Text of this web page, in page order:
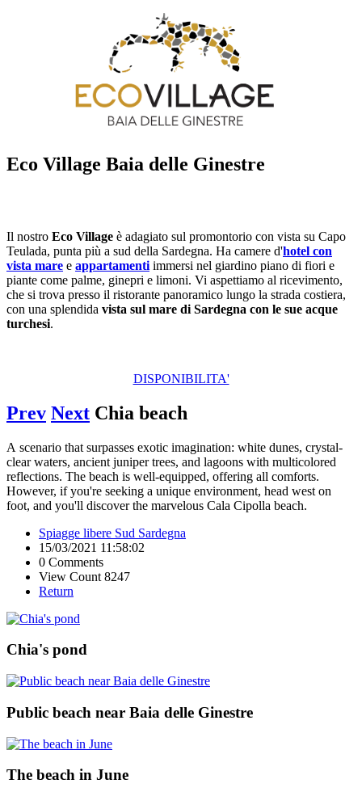
Eco Village Baia delle Ginestre
Il nostro Eco Village è adagiato sul promontorio con vista su Capo
Teulada, punta più a sud della Sardegna. Ha camere d'hotel con
vista mare e appartamenti immersi nel giardino piano di fiori e
piante come palme, ginepri e limoni. Vi aspettiamo al ricevimento,
che si trova presso il ristorante panoramico lungo la strada costiera,
con una splendida vista sul mare di Sardegna con le sue acque
turchesi.
DISPONIBILITA'
Prev Next Chia beach
A scenario that surpasses exotic imagination: white dunes, crystal-
clear waters, ancient juniper trees, and lagoons with multicolored
reflections. The beach is well-equipped, offering all comforts.
However, if you're seeking a unique environment, head west on
foot, and you'll discover the marvelous Cala Cipolla beach.
Spiagge libere Sud Sardegna
15/03/2021 11:58:02
0 Comments
View Count 8247
Return
Chia's pond
Public beach near Baia delle Ginestre
The beach in June